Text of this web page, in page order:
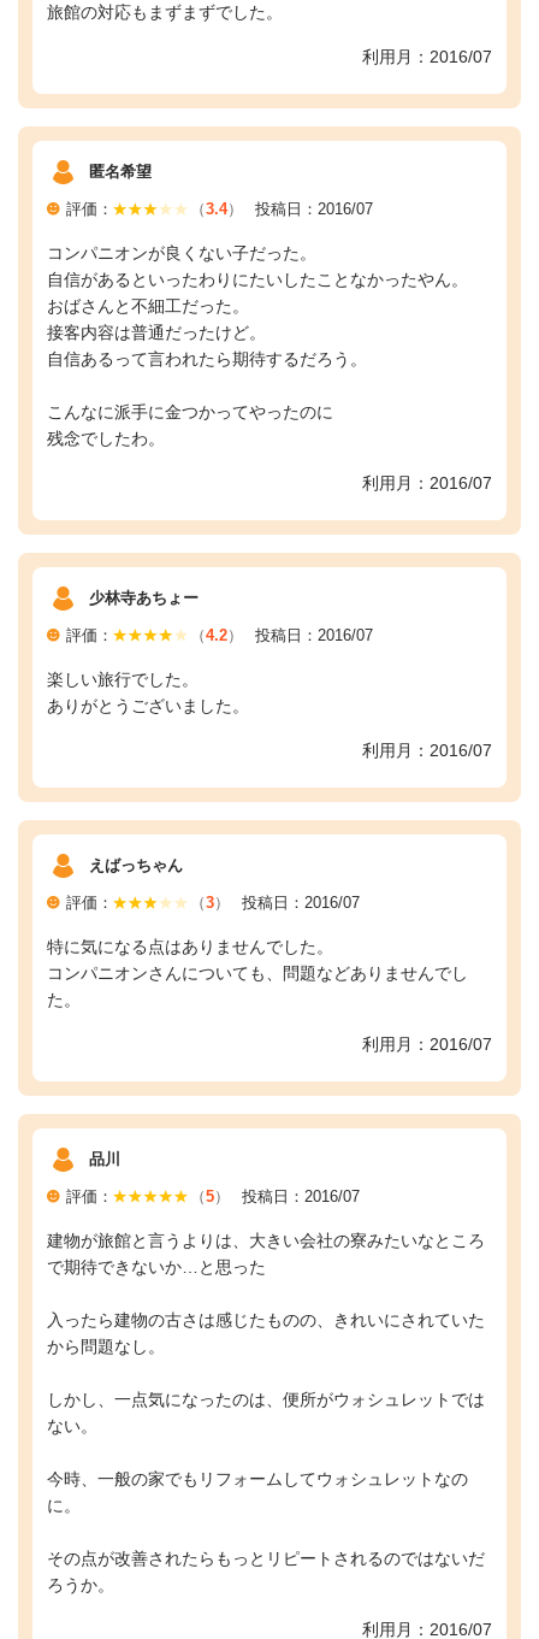
旅館の対応もまずまずでした。
利用月：2016/07
匿名希望
評価： （3.4） 投稿日：2016/07
コンパニオンが良くない子だった。
自信があるといったわりにたいしたことなかったやん。
おばさんと不細工だった。
接客内容は普通だったけど。
自信あるって言われたら期待するだろう。
こんなに派手に金つかってやったのに
残念でしたわ。
利用月：2016/07
少林寺あちょー
評価： （4.2） 投稿日：2016/07
楽しい旅行でした。
ありがとうございました。
利用月：2016/07
えばっちゃん
評価： （3） 投稿日：2016/07
特に気になる点はありませんでした。
コンパニオンさんについても、問題などありませんでし
た。
利用月：2016/07
品川
評価： （5） 投稿日：2016/07
建物が旅館と言うよりは、大きい会社の寮みたいなところ
で期待できないか…と思った
入ったら建物の古さは感じたものの、きれいにされていた
から問題なし。
しかし、一点気になったのは、便所がウォシュレットでは
ない。
今時、一般の家でもリフォームしてウォシュレットなの
に。
その点が改善されたらもっとリピートされるのではないだ
ろうか。
利用月：2016/07